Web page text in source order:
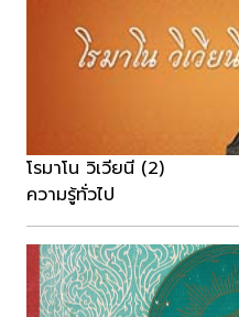
โรมาโน วิเวียนี (2)
ความรู้ทั่วไป